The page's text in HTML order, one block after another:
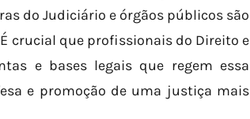
do Judiciário e órgãos públicos são
crucial que profissionais do Direito e
e bases legais que regem essa
e promoção de uma justiça mais